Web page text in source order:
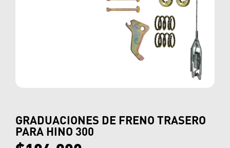
GRADUACIONES DE FRENO TRASERO
PARA HINO 300